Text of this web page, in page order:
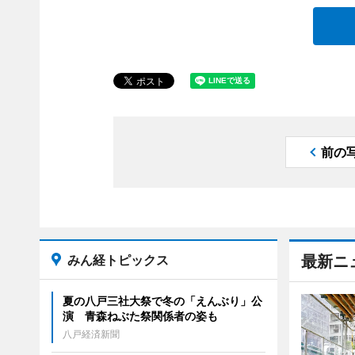
前の
最新ニ
みん経トピックス
夏の八戸三社大祭で冬の「えんぶり」公
演 青森ねぶた祭関係者の姿も
八戸経済新聞